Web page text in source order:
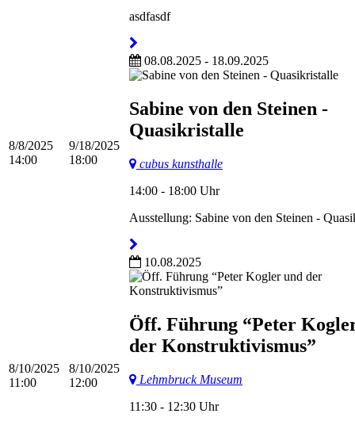
asdfasdf
8/8/2025
14:00
9/18/2025
18:00
08.08.2025 - 18.09.2025
Sabine von den Steinen -
Quasikristalle
cubus kunsthalle
14:00 - 18:00 Uhr
Ausstellung: Sabine von den Steinen -
8/10/2025
11:00
8/10/2025
12:00
10.08.2025
Öff. Führung “Peter
der Konstruktivismus”
Lehmbruck Museum
11:30 - 12:30 Uhr